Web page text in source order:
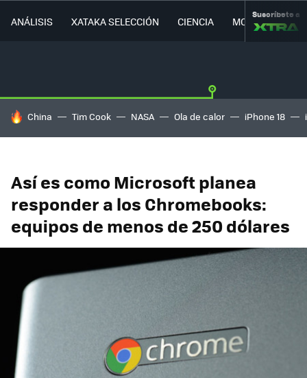
ANÁLISIS XATAKA SELECCIÓN CIENCIA MOVILIDAD
Suscríbete a
HOY SE HABLA DE
China Tim Cook NASA Ola de calor iPhone 18
Así es como Microsoft planea
responder a los Chromebooks:
equipos de menos de 250 dólares